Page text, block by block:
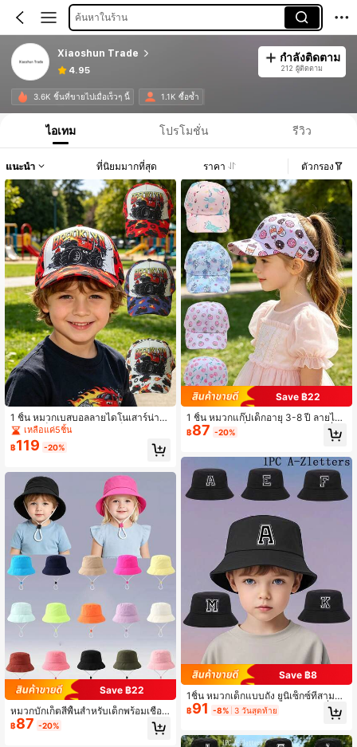
ค้นหาในร้าน
Xiaoshun Trade
4.95
กำลังติดตาม
212 ผู้ติดตาม
3.6K ชิ้นที่ขายไปเมื่อเร็วๆ นี้ 1.1K ซื้อซ้ำ
ไอเทม โปรโมชั่น รีวิว
แนะนำ ที่นิยมมากที่สุด ราคา ตัวกรอง
1 ชิ้น หมวกเบสบอลลายไดโนเสาร์น่ารัก
สำหรับเด็ก, เหมาะสำหรับเด็กผู้ชายและ
เด็กผู้หญิง; หมวกกันแดดแบบนุ่มปรับไ
ด้, เหมาะสำหรับฤดูใบไม้ผลิและฤดูร้อน;
บสวมใส่ในชีวิตประจำวัน, โอกาสลำลอ
งและงานรวมตัว
เหลือแค่5ชิ้น
฿119 -20%
Save ฿22
หมวกบักเก็ตสีพื้นสำหรับเด็กพร้อมเชือก
รูดปรับได้, หมวกกันแดดกลางแจ้งแบบ
ลำลอง, เหมาะสำหรับเด็กชายและเด็กห
฿87 -20%
Save ฿22
1 ชิ้น หมวกแก๊ปเด็กอายุ 3-8 ปี ลายไดโ
นเสาร์, ม้าโพนี่, สตรอว์เบอร์รี, เชอร์รี่, โ
ดนัท, บอลลูน เหมาะสำหรับเด็กชายแล
฿87 -20%
Save ฿8
1ชิ้น หมวกเด็กแบบถัง ยูนิเซ็กซ์ที่สามาร
ถปรับแต่งด้วยตัวอักษร 26 ตัว แฟชั่นห
มวกกันแดดกลางแจ้ง เหมาะสำหรับใส่ใ
ป็นของขวัญวันเกิดและวันหยุด
฿91 -8% 3 วันสุดท้าย